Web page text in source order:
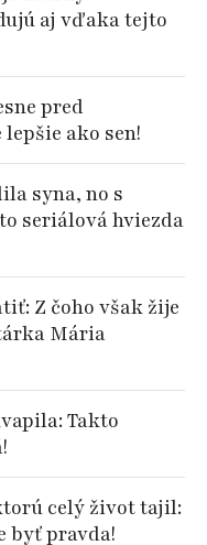
aj vďaka tejto
pred
ako sen!
syna, no s
seriálová hviezda
Z čoho však žije
Mária
Takto
celý život tajil:
byť pravda!